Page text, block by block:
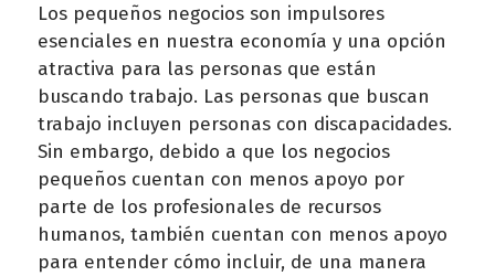
Los pequeños negocios son impulsores
esenciales en nuestra economía y una opción
atractiva para las personas que están
buscando trabajo. Las personas que buscan
trabajo incluyen personas con discapacidades.
Sin embargo, debido a que los negocios
pequeños cuentan con menos apoyo por
parte de los profesionales de recursos
humanos, también cuentan con menos apoyo
para entender cómo incluir, de una manera